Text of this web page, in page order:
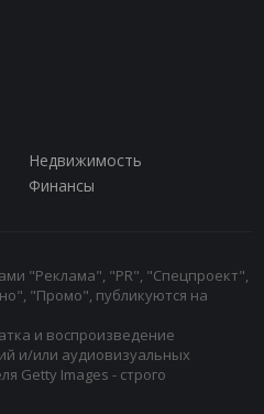
Недвижимость
Финансы
"Реклама", "PR", "Спецпроект",
"Промо", публикуются на
и воспроизведение
и/или аудиовизуальных
Getty Images - строго